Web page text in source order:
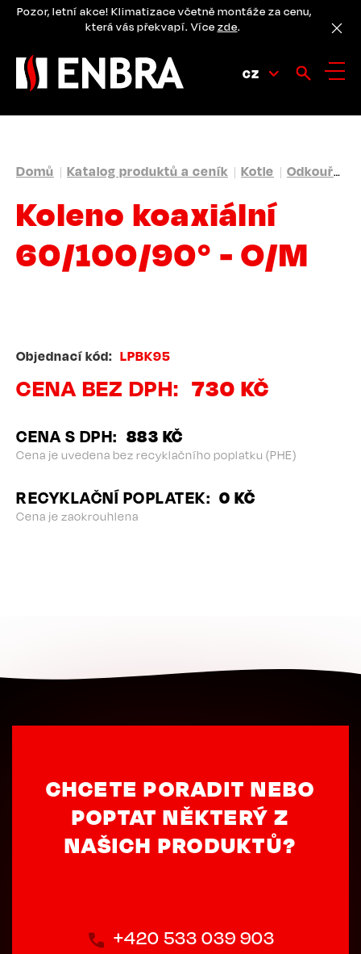
PřejítPozor, letní akce! Klimatizace včetně montáže za cenu,
která vás překvapí. Více zde.
CZ
DROBEČKOVÁ
NAVIGACE
Domů Katalog produktů a ceník Kotle Odkouření
Koleno koaxiální
60/100/90° - O/M
Objednací kód LPBK95
CENA BEZ DPH 730 KČ
CENA S DPH 883 KČ
Cena je uvedena bez recyklačního poplatku (PHE)
RECYKLAČNÍ POPLATEK 0 KČ
Cena je zaokrouhlena
CHCETE PORADIT NEBO
POPTAT NĚKTERÝ Z
NAŠICH PRODUKTŮ?
+420 533 039 903